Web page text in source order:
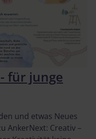
für junge
und etwas Neues
AnkerNext: Creativ –